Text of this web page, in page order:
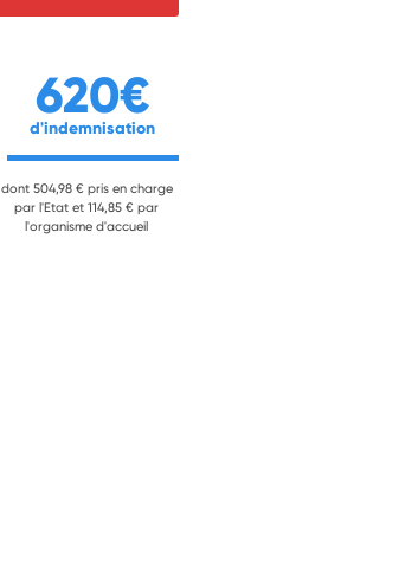
620€
d'indemnisation
dont 504,98 € pris en charge
par l'Etat et 114,85 € par
l'organisme d'accueil